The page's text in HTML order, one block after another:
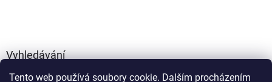
Tento web používá soubory cookie. Dalším procházením
Vyhledávání